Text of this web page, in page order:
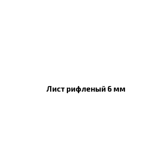
Лист рифленый 6 мм